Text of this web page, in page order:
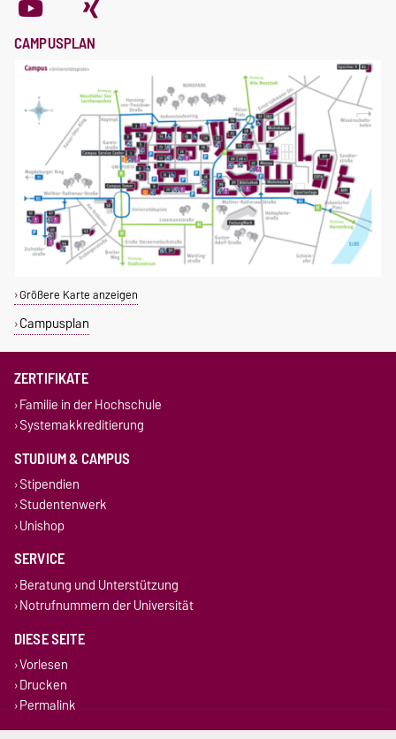
CAMPUSPLAN
Größere Karte anzeigen
Campusplan
ZERTIFIKATE
Familie in der Hochschule
Systemakkreditierung
STUDIUM & CAMPUS
Stipendien
Studentenwerk
Unishop
SERVICE
Beratung und Unterstützung
Notrufnummern der Universität
DIESE SEITE
Vorlesen
Drucken
Permalink